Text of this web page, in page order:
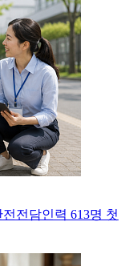
전담인력 613명 첫